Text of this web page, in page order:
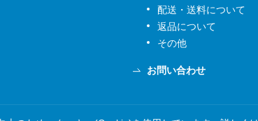
配送・送料について
返品について
その他
お問い合わせ